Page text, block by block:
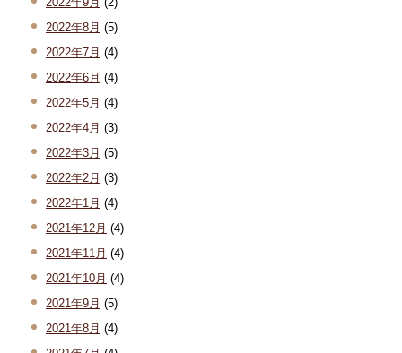
2022年8月 (5)
2022年7月 (4)
2022年6月 (4)
2022年5月 (4)
2022年4月 (3)
2022年3月 (5)
2022年2月 (3)
2022年1月 (4)
2021年12月 (4)
2021年11月 (4)
2021年10月 (4)
2021年9月 (5)
2021年8月 (4)